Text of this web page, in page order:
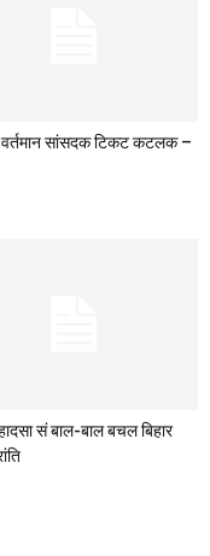
वर्तमान सांसदक टिकट कटलक –
सं बाल-बाल बचल बिहार